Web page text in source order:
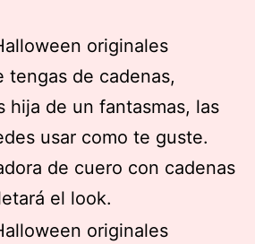
tengas de cadenas,
hija de un fantasmas, las
usar como te guste.
de cuero con cadenas
el look.